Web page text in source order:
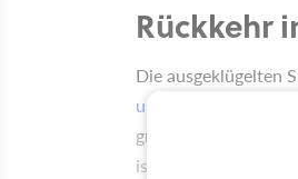
Rückkehr
Die ausgeklügelten
ursprünglichen Test
größten Stärken
ist der mit Version